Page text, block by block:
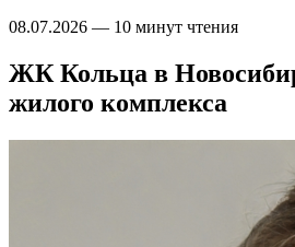
08.07.2026 — 10 минут чтения
ЖК Кольца в
жилого комплекса